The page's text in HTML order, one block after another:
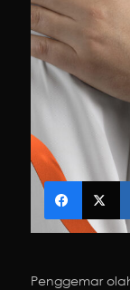
Penggemar